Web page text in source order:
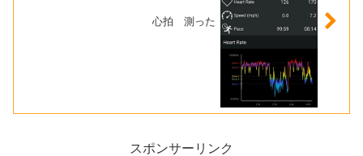
心拍 測った
スポンサーリンク